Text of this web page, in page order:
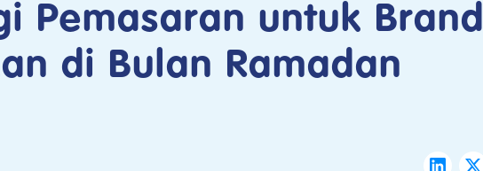
Pemasaran untuk Brand
di Bulan Ramadan